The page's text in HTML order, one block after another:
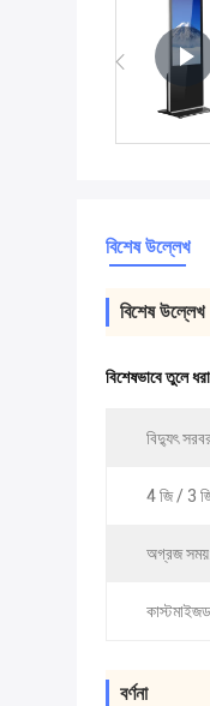
বিশেষ উল্লেখ
বিশেষ উল্লেখ
বিশেষভাবে তুলে
বিদ্যুৎ
4 জি / 3
অগ্রজ
বর্ণনা